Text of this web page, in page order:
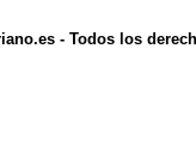
- Todos los